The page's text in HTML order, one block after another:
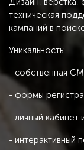
техническая
кампаний в
Уникальность:
- собственная
- формы
- личный кабинет
- интерактивный